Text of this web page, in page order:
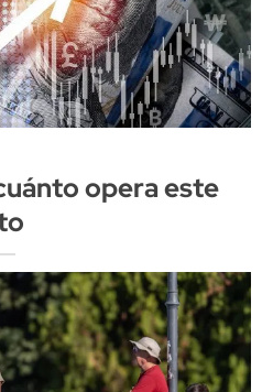
opera este